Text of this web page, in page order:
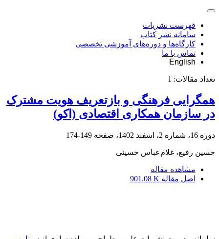
فهرست نشریات
سامانه نشر کتاب
کارگاه‌ها و دوره‌های آموزشی تخصصی
تماس با ما
English
تعداد مقالات: 1
همگرایی فرهنگی و بازتعریف هویت مشترک
در سازمان همکاری اقتصادی (اکو)
دوره 16، شماره 2، اسفند 1402، صفحه 149-174
حسین رفیع، غلام‌عباس حسینی
مشاهده مقاله
اصل مقاله 901.08 K